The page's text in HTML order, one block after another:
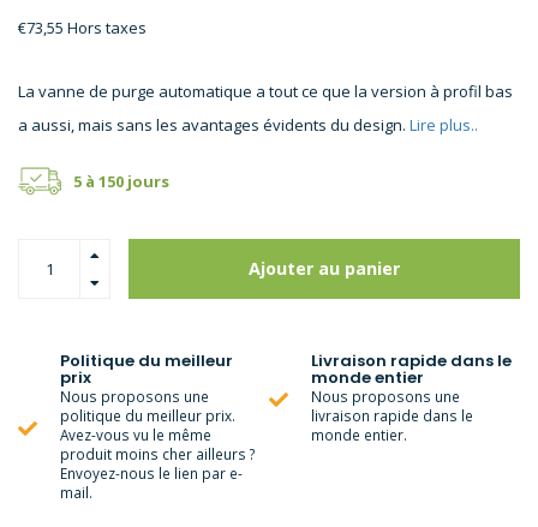
€73,55 Hors taxes
La vanne de purge automatique a tout ce que la version à profil bas
a aussi, mais sans les avantages évidents du design. Lire plus..
5 à 150 jours
Ajouter au panier
Politique du meilleur
prix
Nous proposons une
politique du meilleur prix.
Avez-vous vu le même
produit moins cher ailleurs ?
Envoyez-nous le lien par e-
mail.
Livraison rapide dans le
monde entier
Nous proposons une
livraison rapide dans le
monde entier.